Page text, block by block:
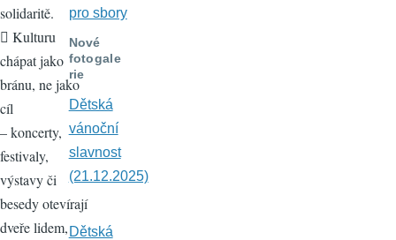
solidaritě.
 Kulturu
chápat jako
bránu, ne jako
cíl
– koncerty,
festivaly,
výstavy či
besedy otevírají
dveře lidem,
pro sbory
Nové
fotogale
rie
Dětská
vánoční
slavnost
(21.12.2025)
Dětská